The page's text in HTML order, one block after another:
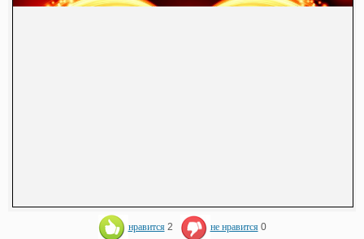
нравится 2 не нравится 0